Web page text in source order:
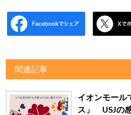
関連記事
イオンモール
ス」 USJの